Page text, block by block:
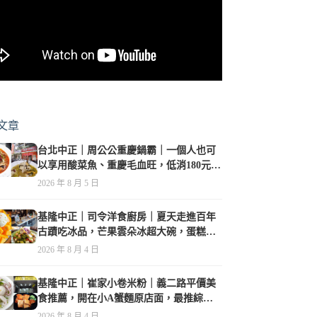
章
台北中正｜周公公重慶鍋霸｜一個人也可
以享用酸菜魚、重慶毛血旺，低消180元，
珍珠奶茶免費喝到爽
2026 年 8 月 5 日
基隆中正｜司令洋食廚房｜夏天走進百年
古蹟吃冰品，芒果雲朵冰超大碗，蛋糕、
甜點及炸物都在水準之上
2026 年 8 月 4 日
基隆中正｜崔家小卷米粉｜義二路平價美
食推薦，開在小A蟹麵原店面，最推綜合
海鮮麵